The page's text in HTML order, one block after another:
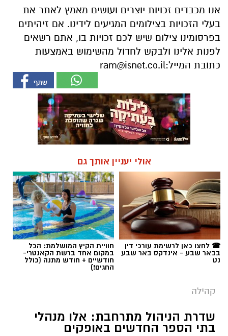
אנו מכבדים זכויות יוצרים ועושים מאמץ לאתר את
בעלי הזכויות בצילומים המגיעים לידינו. אם זיהיתים
בפרסומינו צילום שיש לכם זכויות בו, אתם רשאים
לפנות אלינו ולבקש לחדול מהשימוש באמצעות
כתובת המייל:ram@isnet.co.il
אולי יעניין אותך גם
☎ לחצו כאן לרשימת עורכי דין
בבאר שבע - אינדקס באר שבע
נט
חוויית הקיץ המושלמת: הכל
במקום אחד ברשת הקאנטרי-
חודשיים + חודש מתנה (כולל
החגים!)
קהילה
שדרת הניהול מתרחבת: אלו מנהלי
בתי הספר החדשים באופקים